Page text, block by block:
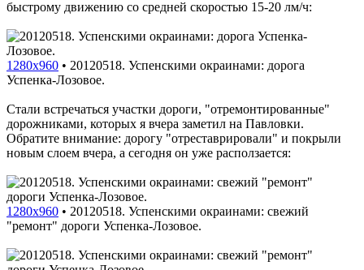
быстрому движению со средней скоростью 15-20 лм/ч:
1280x960 • 20120518. Успенскими окраинами: дорога
Успенка-Лозовое.
Стали встречаться участки дороги, "отремонтированные"
дорожниками, которых я вчера заметил на Павловки.
Обратите внимание: дорогу "отреставрировали" и покрыли
новым слоем вчера, а сегодня он уже расползается:
1280x960 • 20120518. Успенскими окраинами: свежий
"ремонт" дороги Успенка-Лозовое.